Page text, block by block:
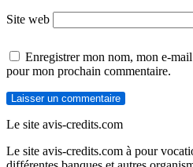
Site web
Enregistrer mon nom, mon e-
pour mon prochain commentaire.
Le site avis-credits.com
Le site avis-credits.com à pour